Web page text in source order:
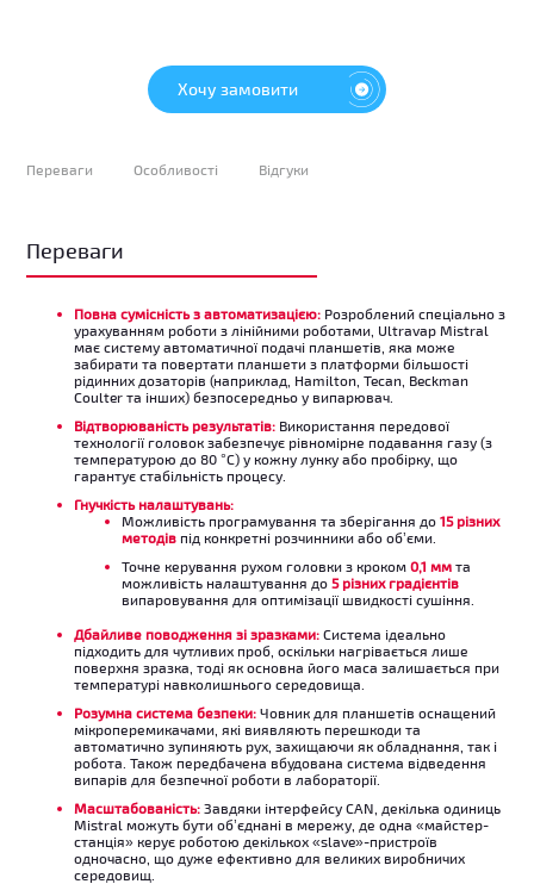
Хочу замовити
Переваги Особливості Відгуки
Переваги
Повна сумісність з автоматизацією: Розроблений спеціально з
урахуванням роботи з лінійними роботами, Ultravap Mistral
має систему автоматичної подачі планшетів, яка може
забирати та повертати планшети з платформи більшості
рідинних дозаторів (наприклад, Hamilton, Tecan, Beckman
Coulter та інших) безпосередньо у випарювач.
Відтворюваність результатів: Використання передової
технології головок забезпечує рівномірне подавання газу (з
температурою до 80 °C) у кожну лунку або пробірку, що
гарантує стабільність процесу.
Гнучкість налаштувань:
Можливість програмування та зберігання до15 різних
методів під конкретні розчинники або об’єми.
Точне керування рухом головки з кроком0,1 мм та
можливість налаштування до 5 різних градієнтів
випаровування для оптимізації швидкості сушіння.
Дбайливе поводження зі зразками: Система ідеально
підходить для чутливих проб, оскільки нагрівається лише
поверхня зразка, тоді як основна його маса залишається при
температурі навколишнього середовища.
Розумна система безпеки: Човник для планшетів оснащений
мікроперемикачами, які виявляють перешкоди та
автоматично зупиняють рух, захищаючи як обладнання, так і
робота. Також передбачена вбудована система відведення
випарів для безпечної роботи в лабораторії.
Масштабованість: Завдяки інтерфейсу CAN, декілька одиниць
Mistral можуть бути об’єднані в мережу, де одна «майстер-
станція» керує роботою декількох «slave»-пристроїв
одночасно, що дуже ефективно для великих виробничих
середовищ.